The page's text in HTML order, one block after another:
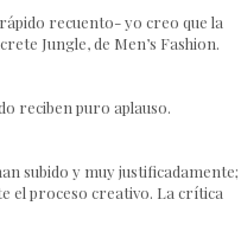
recuento- yo creo que la
Jungle, de Men’s Fashion.
reciben puro aplauso.
subido y muy justificadamente;
el proceso creativo. La crítica